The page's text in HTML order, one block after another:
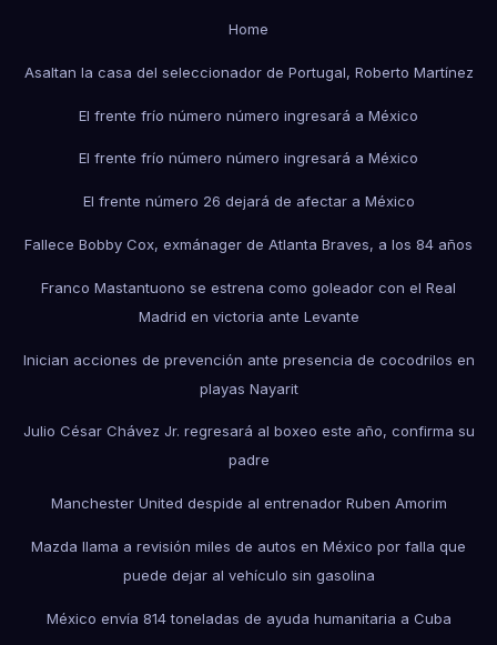
Home
Asaltan la casa del seleccionador de Portugal, Roberto Martínez
El frente frío número número ingresará a México
El frente frío número número ingresará a México
El frente número 26 dejará de afectar a México
Fallece Bobby Cox, exmánager de Atlanta Braves, a los 84 años
Franco Mastantuono se estrena como goleador con el Real
Madrid en victoria ante Levante
Inician acciones de prevención ante presencia de cocodrilos en
playas Nayarit
Julio César Chávez Jr. regresará al boxeo este año, confirma su
padre
Manchester United despide al entrenador Ruben Amorim
Mazda llama a revisión miles de autos en México por falla que
puede dejar al vehículo sin gasolina
México envía 814 toneladas de ayuda humanitaria a Cuba